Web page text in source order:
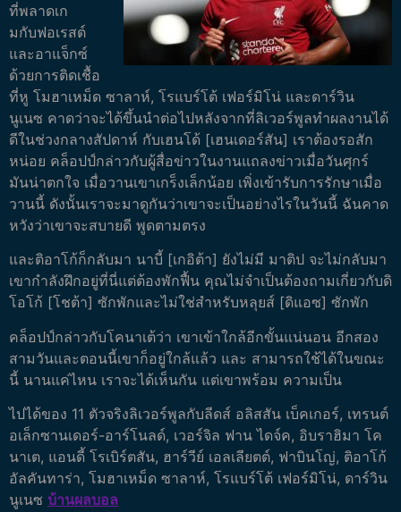
ที่พลาดเก
มกับฟอเรสต์
และอาแจ็กซ์
ด้วยการติดเชื้อ
ที่หู โมฮาเหม็ด ซาลาห์, โรแบร์โต้ เฟอร์มิโน่ และดาร์วิน
นูเนซ คาดว่าจะได้ขึ้นนำต่อไปหลังจากที่ลิเวอร์พูลทำผลงานได้
ดีในช่วงกลางสัปดาห์ กับเฮนโด้ [เฮนเดอร์สัน] เราต้องรอสัก
หน่อย คล็อปป์กล่าวกับผู้สื่อข่าวในงานแถลงข่าวเมื่อวันศุกร์
มันน่าตกใจ เมื่อวานเขาเกร็งเล็กน้อย เพิ่งเข้ารับการรักษาเมื่อ
วานนี้ ดังนั้นเราจะมาดูกันว่าเขาจะเป็นอย่างไรในวันนี้ ฉันคาด
หวังว่าเขาจะสบายดี พูดตามตรง
และติอาโก้ก็กลับมา นาบี้ [เกอิต้า] ยังไม่มี มาติป จะไม่กลับมา
เขากำลังฝึกอยู่ที่นี่แต่ต้องพักฟื้น คุณไม่จำเป็นต้องถามเกี่ยวกับดิ
โอโก้ [โชต้า] ซักพักและไม่ใช่สำหรับหลุยส์ [ดิแอซ] ซักพัก
คล็อปป์กล่าวกับโคนาเต้ว่า เขาเข้าใกล้อีกขั้นแน่นอน อีกสอง
สามวันและตอนนี้เขาก็อยู่ใกล้แล้ว และ สามารถใช้ได้ในขณะ
นี้ นานแค่ไหน เราจะได้เห็นกัน แต่เขาพร้อม ความเป็น
ไปได้ของ 11 ตัวจริงลิเวอร์พูลกับลีดส์ อลิสสัน เบ็คเกอร์, เทรนต์
อเล็กซานเดอร์-อาร์โนลด์, เวอร์จิล ฟาน ไดจ์ค, อิบราฮิมา โค
นาเต, แอนดี้ โรเบิร์ตสัน, ฮาร์วีย์ เอลเลียตต์, ฟาบินโญ่, ติอาโก้
อัลคันทาร่า, โมฮาเหม็ด ซาลาห์, โรแบร์โต้ เฟอร์มิโน่, ดาร์วิน
นูเนซ บ้านผลบอล